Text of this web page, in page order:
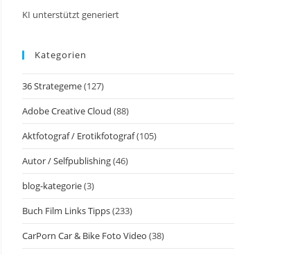
KI unterstützt generiert
Kategorien
36 Strategeme(127)
Adobe Creative Cloud (88)
Aktfotograf / Erotikfotograf(105)
Autor / Selfpublishing(46)
blog-kategorie(3)
Buch Film Links Tipps(233)
CarPorn Car & Bike Foto Video (38)